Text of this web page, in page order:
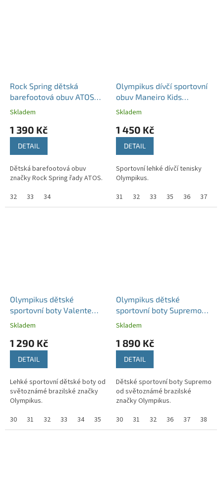
Rock Spring dětská
barefootová obuv ATOS
bílé
Skladem
1 390 Kč
DETAIL
Dětská barefootová obuv
značky Rock Spring řady ATOS.
32
33 34
Olympikus dívčí sportovní
obuv Maneiro Kids
Ballet/Hibiscus
Skladem
1 450 Kč
DETAIL
Sportovní lehké dívčí tenisky
Olympikus.
31
32 33 35 36 37
Olympikus dětské
sportovní boty Valente
Kids červené
Skladem
1 290 Kč
DETAIL
Lehké sportovní dětské boty od
světoznámé brazilské značky
Olympikus.
30
31 32 33 34 35 36 37 38
Olympikus dětské
sportovní boty Supremo
černé/růžové
Skladem
1 890 Kč
DETAIL
Dětské sportovní boty Supremo
od světoznámé brazilské
značky Olympikus.
30
31 32 36 37 38